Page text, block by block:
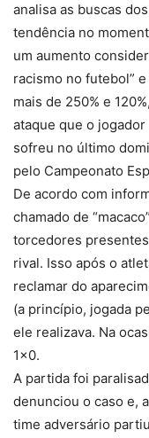
analisa as buscas
tendência no
um aumento
racismo no futebol”
mais de 250% e
ataque que o
sofreu no último
pelo Campeonato
De acordo com
chamado de
torcedores
rival. Isso após o
reclamar do
(a princípio, jogada
ele realizava. Na
1×0.
A partida foi
denunciou o caso e,
time adversário